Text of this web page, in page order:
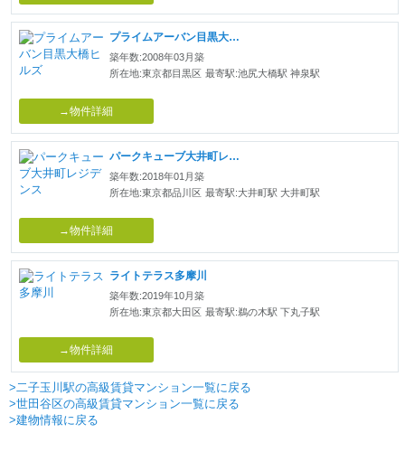
プライムアーバン目黒大橋ヒルズ
築年数:2008年03月築
所在地:東京都目黒区 最寄駅:池尻大橋駅 神泉駅
→物件詳細
パークキューブ大井町レジデンス
築年数:2018年01月築
所在地:東京都品川区 最寄駅:大井町駅 大井町駅
→物件詳細
ライトテラス多摩川
築年数:2019年10月築
所在地:東京都大田区 最寄駅:鵜の木駅 下丸子駅
→物件詳細
>二子玉川駅の高級賃貸マンション一覧に戻る
>世田谷区の高級賃貸マンション一覧に戻る
>建物情報に戻る